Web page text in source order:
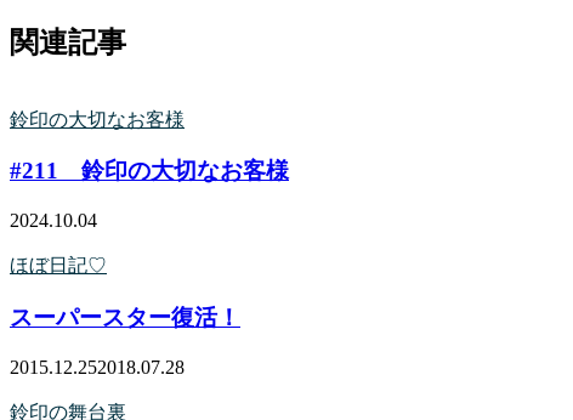
関連記事
鈴印の大切なお客様
#211 鈴印の大切なお客様
2024.10.04
ほぼ日記♡
スーパースター復活！
2015.12.252018.07.28
鈴印の舞台裏